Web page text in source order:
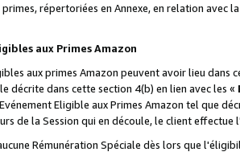
répertoriées en Annexe, en relation avec
aux Primes Amazon
aux primes Amazon peuvent avoir lieu dans
décrite dans cette section 4(b) en lien avec les «
Eligible aux Primes Amazon tel que
de la Session qui en découle, le client
Rémunération Spéciale dès lors que